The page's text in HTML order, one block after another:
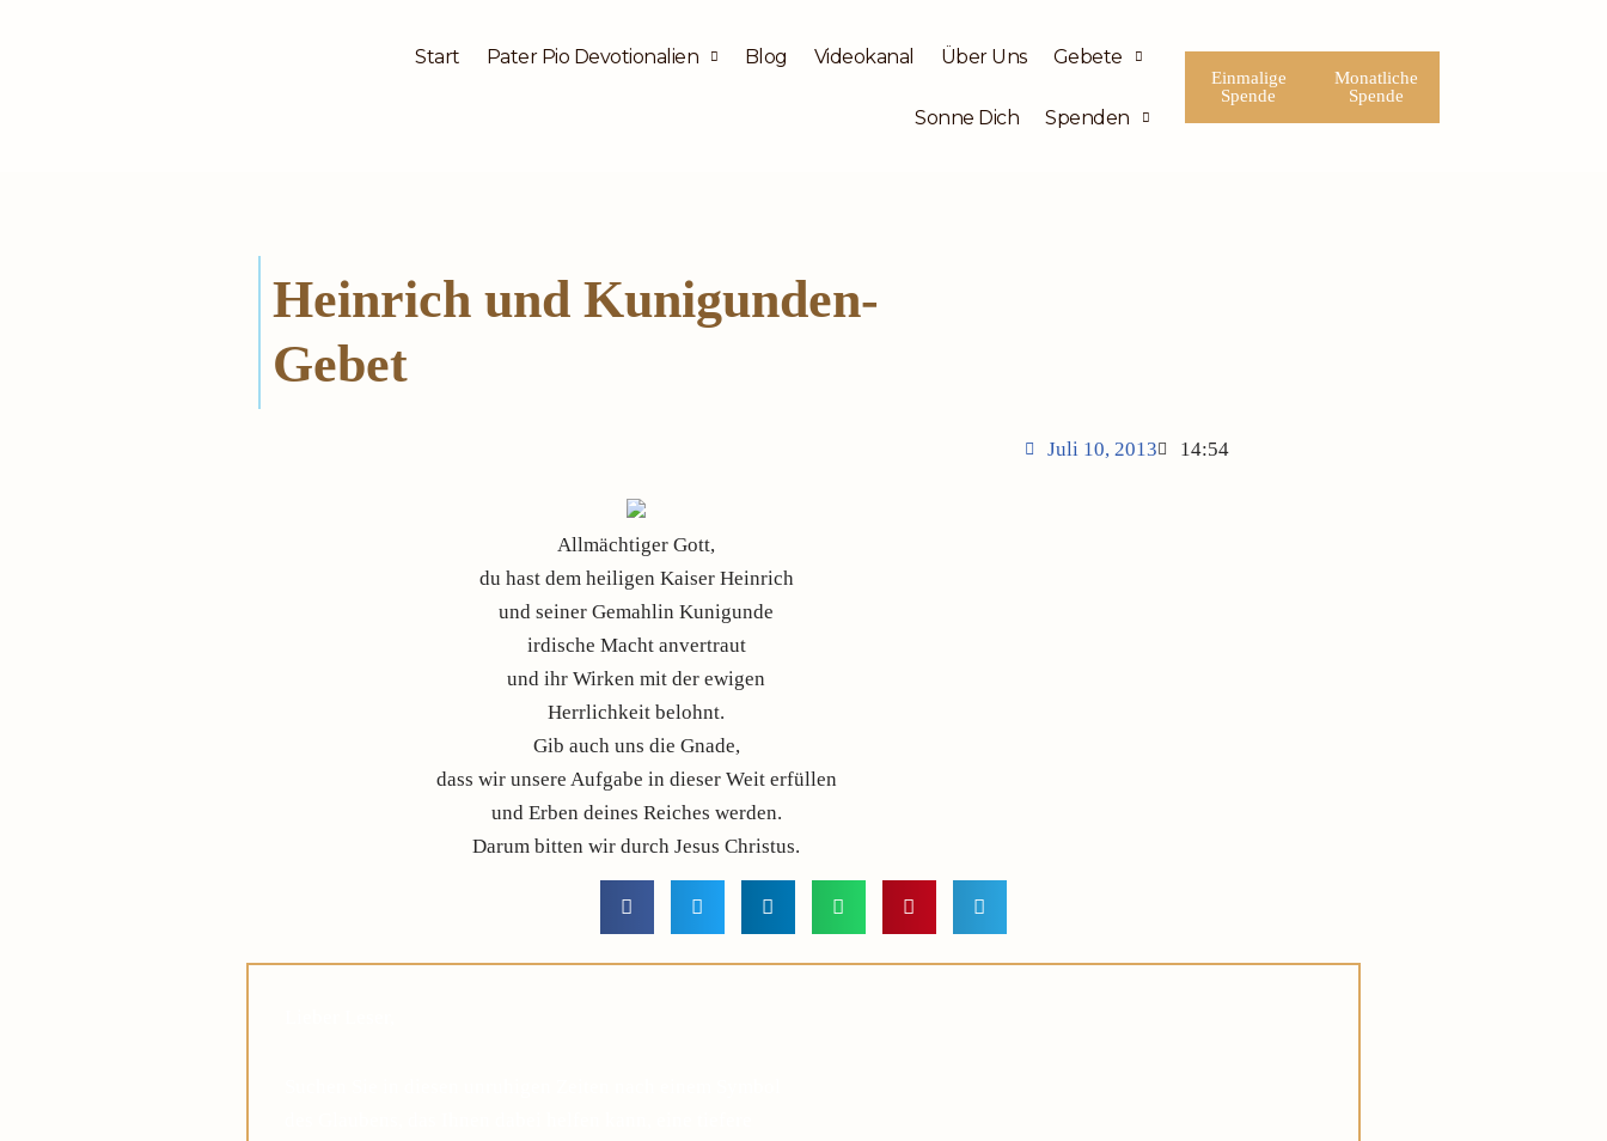
Start Pater Pio Devotionalien Blog Videokanal Über Uns Gebete
Sonne Dich Spenden
Einmalige
Spende
Monatliche
Spende
Heinrich und Kunigunden-
Gebet
Juli 10, 2013 14:54
Allmächtiger Gott,
du hast dem heiligen Kaiser Heinrich
und seiner Gemahlin Kunigunde
irdische Macht anvertraut
und ihr Wirken mit der ewigen
Herrlichkeit belohnt.
Gib auch uns die Gnade,
dass wir unsere Aufgabe in dieser Weit erfüllen
und Erben deines Reiches werden.
Darum bitten wir durch Jesus Christus.